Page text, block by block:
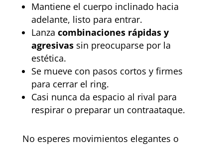
Mantiene el cuerpo inclinado hacia
adelante, listo para entrar.
Lanza combinaciones rápidas y
agresivassin preocuparse por la
estética.
Se mueve con pasos cortos y firmes
para cerrar el ring.
Casi nunca da espacio al rival para
respirar o preparar un contraataque.
No esperes movimientos elegantes o